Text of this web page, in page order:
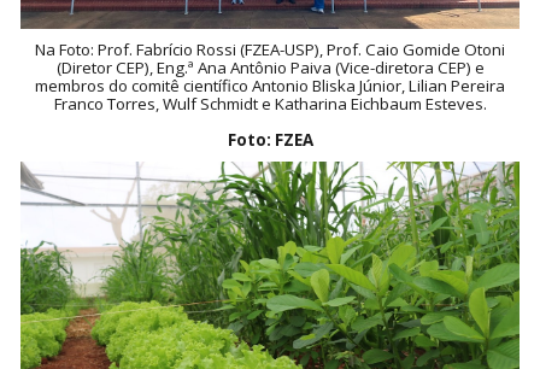
Na Foto: Prof. Fabrício Rossi (FZEA-USP), Prof. Caio Gomide Otoni
(Diretor CEP), Eng.ª Ana Antônio Paiva (Vice-diretora CEP) e
membros do comitê científico Antonio Bliska Júnior, Lilian Pereira
Franco Torres, Wulf Schmidt e Katharina Eichbaum Esteves.
Foto: FZEA